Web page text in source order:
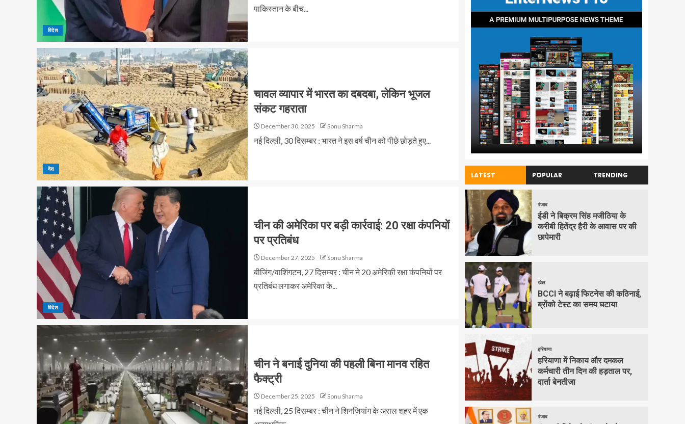
विदेश
पाकिस्तान के बीच...
देश
चावल व्यापार में भारत का दबदबा, लेकिन भूजल
संकट गहराता
December 30, 2025 Sonu Sharma
नई दिल्ली, 30 दिसम्बर : भारत ने इस वर्ष चीन को पीछे छोड़ते हुए...
विदेश
चीन की अमेरिका पर बड़ी कार्रवाई: 20 रक्षा कंपनियों
पर प्रतिबंध
December 27, 2025 Sonu Sharma
बीजिंग/वाशिंगटन, 27 दिसम्बर : चीन ने 20 अमेरिकी रक्षा कंपनियों पर
प्रतिबंध लगाकर अमेरिका के...
चीन ने बनाई दुनिया की पहली बिना मानव रहित
फैक्ट्री
December 25, 2025 Sonu Sharma
नई दिल्ली, 25 दिसम्बर : चीन ने शिनजियांग के अराल शहर में एक
LATEST POPULAR TRENDING
पंजाब
ईडी ने बिक्रम सिंह मजीठिया के
करीबी हितेंद्र हैरी के आवास पर की
छापेमारी
खेल
BCCI ने बढ़ाई फिटनेस की कठिनाई,
ब्रोंको टेस्ट का समय घटाया
हरियाणा
हरियाणा में निकाय और दमकल
कर्मचारी तीन दिन की हड़ताल पर,
वार्ता बेनतीजा
पंजाब